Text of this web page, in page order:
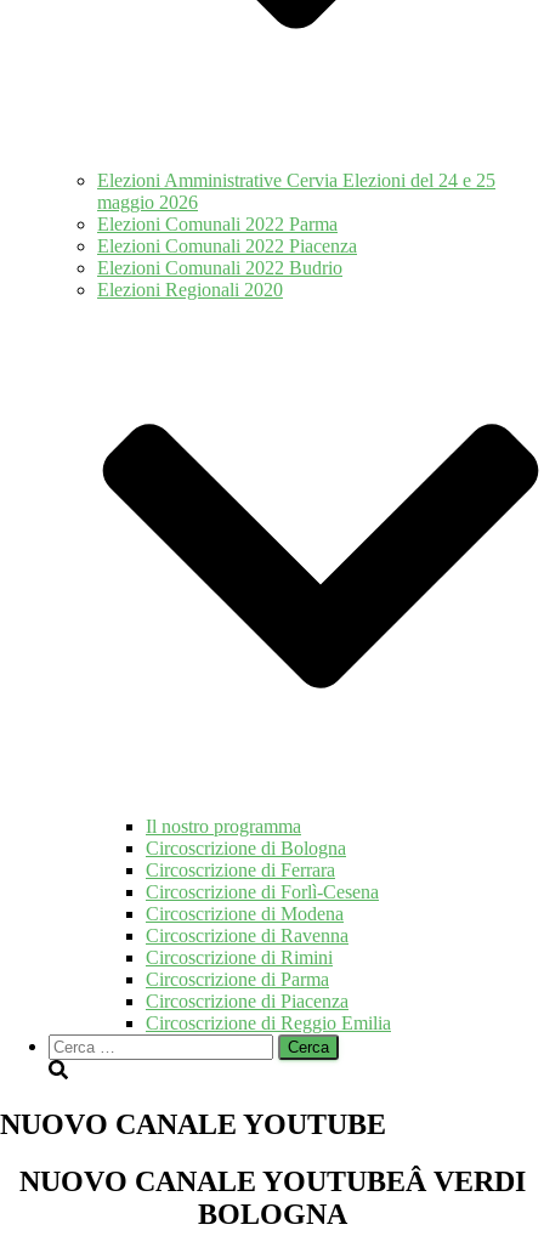
Elezioni Amministrative Cervia Elezioni del 24 e 25
maggio 2026
Elezioni Comunali 2022 Parma
Elezioni Comunali 2022 Piacenza
Elezioni Comunali 2022 Budrio
Elezioni Regionali 2020
Il nostro programma
Circoscrizione di Bologna
Circoscrizione di Ferrara
Circoscrizione di Forlì-Cesena
Circoscrizione di Modena
Circoscrizione di Ravenna
Circoscrizione di Rimini
Circoscrizione di Parma
Circoscrizione di Piacenza
Circoscrizione di Reggio Emilia
Ricerca
per:
NUOVO CANALE YOUTUBE
NUOVO CANALE YOUTUBEÂ VERDI
BOLOGNA